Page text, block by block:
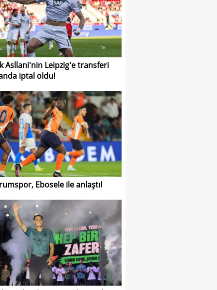
Asllani'nin Leipzig'e transferi
iptal oldu!
Ebosele ile anlaştı!